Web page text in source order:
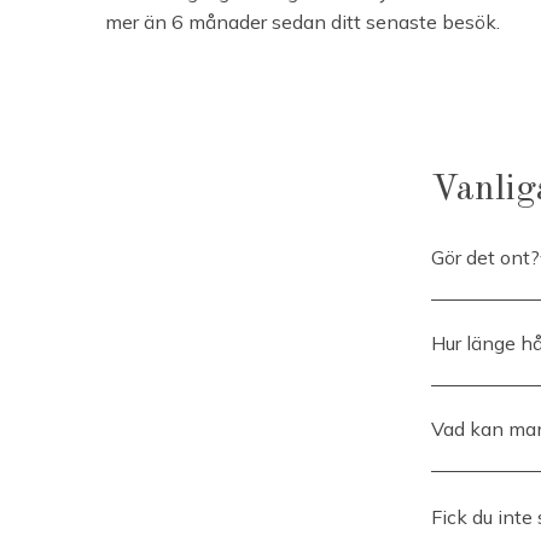
mer än 6 månader sedan ditt senaste besök.
Gör det ont?
En
korta
mer påtaglig.
Hur länge
Fillern bryts
flera faktorer.
För att
Vad kan
Under den
Fick du inte